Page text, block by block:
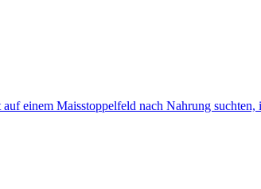
einem Maisstoppelfeld nach Nahrung